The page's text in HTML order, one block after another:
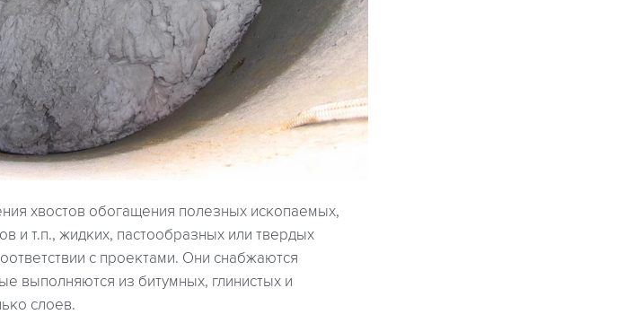
хвостов обогащения полезных ископаемых,
и т.п., жидких, пастообразных или твердых
с проектами. Они снабжаются
выполняются из битумных, глинистых и
слоев.